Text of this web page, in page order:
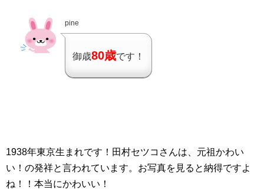
pine
御歳80歳です！
1938年東京生まれです！田村セツコさんは、元祖かわい
い！の発祥と言われています。お写真を見ると納得ですよ
ね！！本当にかわいい！